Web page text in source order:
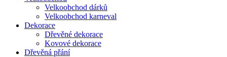
Velkoobchod dárků
Velkoobchod karneval
Dekorace
Dřevěné dekorace
Kovové dekorace
Dřevěná přání